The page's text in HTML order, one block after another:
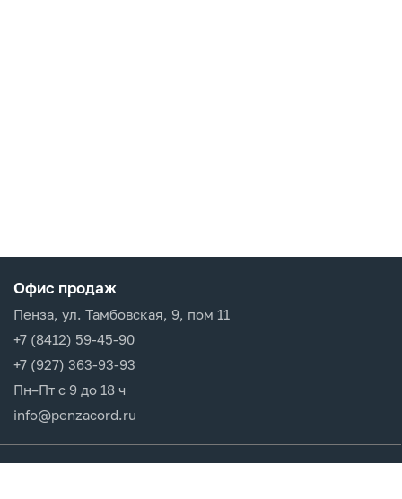
Офис продаж
Пенза, ул. Тамбовская, 9, пом 11
+7 (8412) 59-45-90
+7 (927) 363-93-93
Пн–Пт с 9 до 18 ч
info@penzacord.ru
Производители